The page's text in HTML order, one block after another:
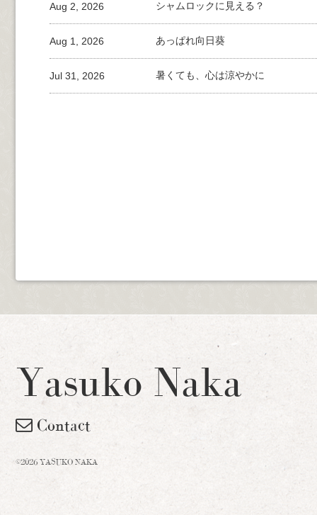
シャムロックに見える？
Aug 2, 2026
あっぱれ向日葵
Aug 1, 2026
暑くても、心は涼やかに
Jul 31, 2026
Yasuko Naka
Contact
©2026 YASUKO NAKA